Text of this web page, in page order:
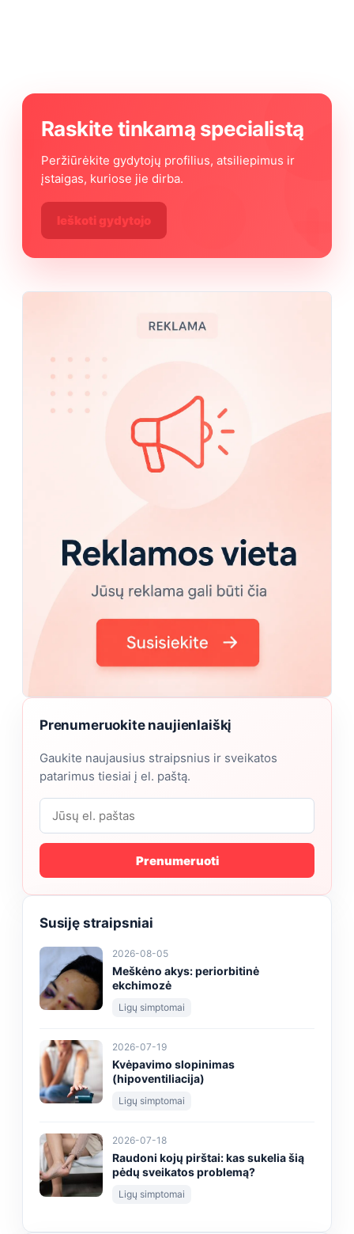
Raskite tinkamą specialistą
Peržiūrėkite gydytojų profilius, atsiliepimus ir
įstaigas, kuriose jie dirba.
Ieškoti gydytojo
Prenumeruokite naujienlaiškį
Gaukite naujausius straipsnius ir sveikatos
patarimus tiesiai į el. paštą.
Prenumeruoti
Susiję straipsniai
2026-08-05
Meškėno akys: periorbitinė
ekchimozė
Ligų simptomai
2026-07-19
Kvėpavimo slopinimas
(hipoventiliacija)
Ligų simptomai
2026-07-18
Raudoni kojų pirštai: kas sukelia šią
pėdų sveikatos problemą?
Ligų simptomai